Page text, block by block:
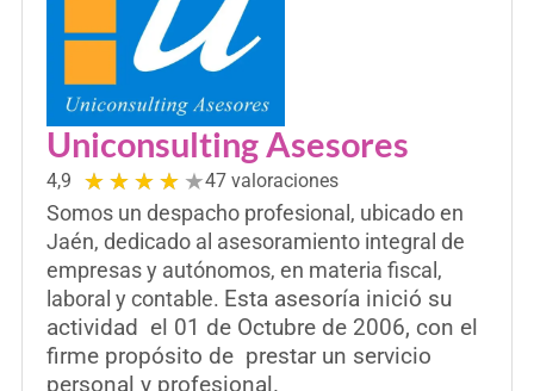
Uniconsulting Asesores
4,9 ★ ★ ★ ★ ★47 valoraciones
Somos un despacho profesional, ubicado en
Jaén, dedicado al asesoramiento integral de
empresas y autónomos, en materia fiscal,
laboral y contable. Esta asesoría inició su
actividad el 01 de Octubre de 2006, con el
firme propósito de prestar un servicio
personal y profesional.